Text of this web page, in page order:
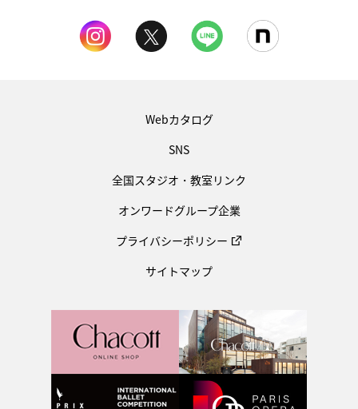
Webカタログ
SNS
全国スタジオ・教室リンク
オンワードグループ企業
プライバシーポリシー
サイトマップ